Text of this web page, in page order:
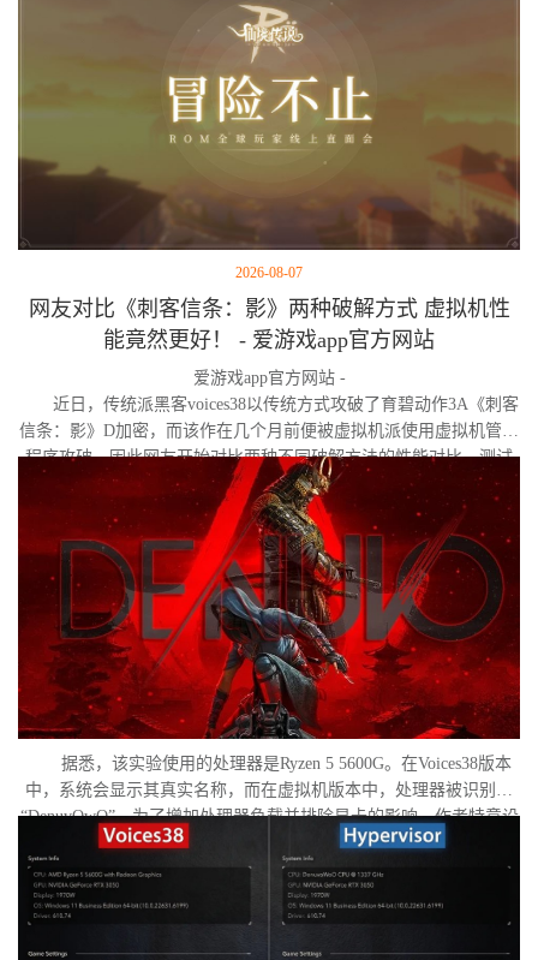
2026-08-07
网友对比《刺客信条：影》两种破解方式 虚拟机性
能竟然更好！ - 爱游戏app官方网站
爱游戏app官方网站 -
近日，传统派黑客voices38以传统方式攻破了育碧动作3A《刺客
信条：影》D加密，而该作在几个月前便被虚拟机派使用虚拟机管理
程序攻破。因此网友开始对比两种不同破解方法的性能对比。测试
作者决定验证，虚拟机管理程序是否真的会像许多玩家认为的那
样，导致明显的帧数下降。
据悉，该实验使用的处理器是Ryzen 5 5600G。在Voices38版本
中，系统会显示其真实名称，而在虚拟机版本中，处理器被识别为
“DenuvOwO”。为了增加处理器负载并排除显卡的影响，作者特意设
置了低分辨率，并将所有图形设置调至“极低”模式。两项测试均在相
同条件下进行：内存完整性和基于虚拟化的安全性（VBS）均已关
闭，并且两轮测试之间电脑甚至没有重启。